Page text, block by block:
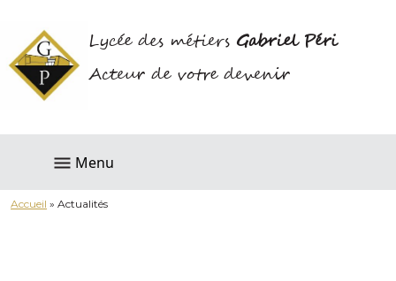
Lycée des métiers Gabriel Péri
Acteur de votre devenir
Menu
Accueil » Actualités